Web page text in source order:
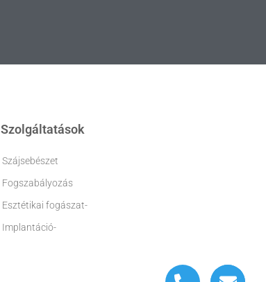
Szolgáltatások
Szájsebészet
Fogszabályozás
Esztétikai fogászat-
Implantáció-